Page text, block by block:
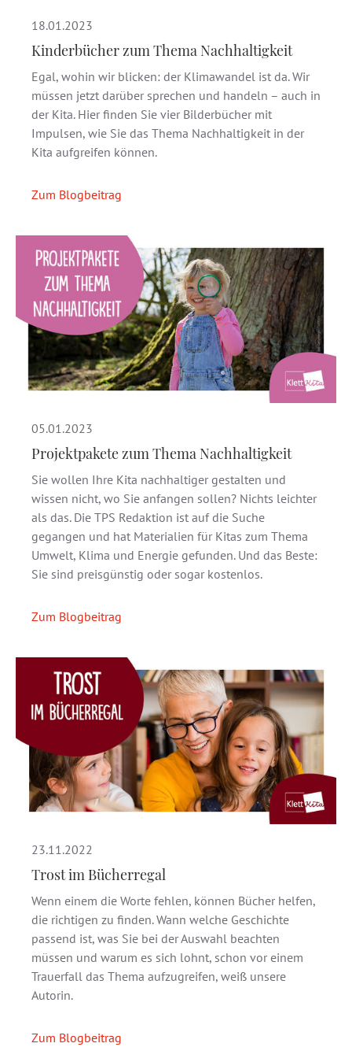
18.01.2023
Kinderbücher zum Thema Nachhaltigkeit
Egal, wohin wir blicken: der Klimawandel ist da. Wir
müssen jetzt darüber sprechen und handeln – auch in
der Kita. Hier finden Sie vier Bilderbücher mit
Impulsen, wie Sie das Thema Nachhaltigkeit in der
Kita aufgreifen können.
Zum Blogbeitrag
05.01.2023
Projektpakete zum Thema Nachhaltigkeit
Sie wollen Ihre Kita nachhaltiger gestalten und
wissen nicht, wo Sie anfangen sollen? Nichts leichter
als das. Die TPS Redaktion ist auf die Suche
gegangen und hat Materialien für Kitas zum Thema
Umwelt, Klima und Energie gefunden. Und das Beste:
Sie sind preisgünstig oder sogar kostenlos.
Zum Blogbeitrag
23.11.2022
Trost im Bücherregal
Wenn einem die Worte fehlen, können Bücher helfen,
die richtigen zu finden. Wann welche Geschichte
passend ist, was Sie bei der Auswahl beachten
müssen und warum es sich lohnt, schon vor einem
Trauerfall das Thema aufzugreifen, weiß unsere
Autorin.
Zum Blogbeitrag